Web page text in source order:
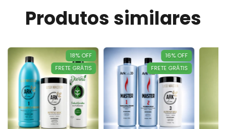
Produtos similares
18%OFF
FRETE GRÁTIS
16%OFF
FRETE GRÁTIS